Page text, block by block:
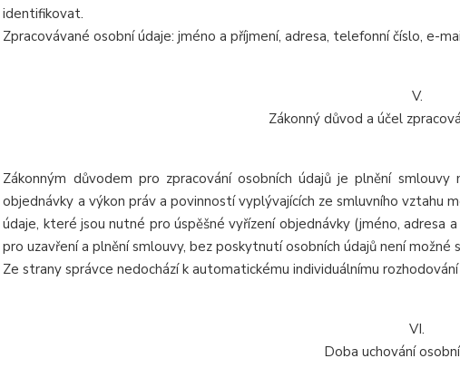
identifikovat.
Zpracovávané osobní údaje: jméno a příjmení, adresa, telefonní číslo, e-
V.
Zákonný důvod a účel
Zákonným důvodem pro zpracování osobních údajů je plnění
objednávky a výkon práv a povinností vyplývajících ze smluvního vztahu
údaje, které jsou nutné pro úspěšné vyřízení objednávky (jméno,
pro uzavření a plnění smlouvy, bez poskytnutí osobních údajů není
Ze strany správce nedochází k automatickému individuálnímu
VI.
Doba uchování